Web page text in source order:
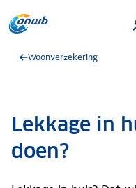
Woonverzekering
Lekkage in
doen?